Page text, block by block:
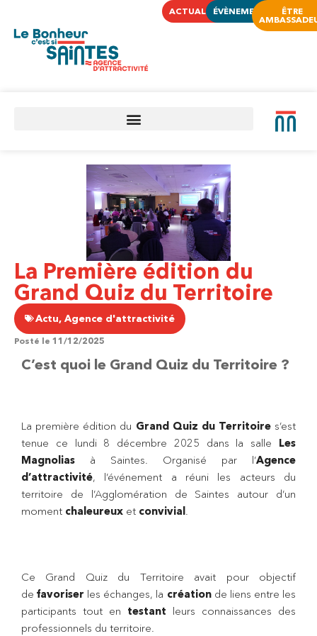
ACTUALITÉSÉVÈNEMENTS
ÊTRE
La Première édition du
Grand Quiz du Territoire
Actu, Agence d'attractivité
Posté le 11/12/2025
C’est quoi le Grand Quiz du Territoire ?
La première édition du Grand Quiz du Territoire s’est
tenue ce lundi 8 décembre 2025 dans la salle Les
Magnolias à Saintes. Organisé par l’Agence
d’attractivité, l’événement a réuni les acteurs du
territoire de l’Agglomération de Saintes autour d’un
moment chaleureux et convivial .
Ce Grand Quiz du Territoire avait pour objectif
defavoriser les échanges, la création de liens entre les
participants tout en testant leurs connaissances des
professionnels du territoire.